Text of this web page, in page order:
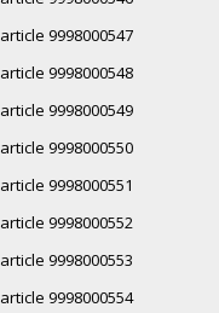
article 9998000547
article 9998000548
article 9998000549
article 9998000550
article 9998000551
article 9998000552
article 9998000553
article 9998000554